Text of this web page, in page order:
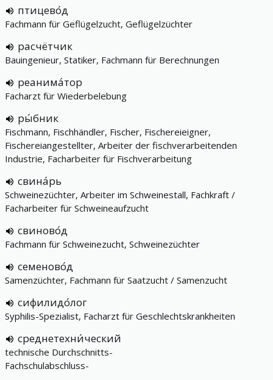
птицево́д
Fachmann für Geflügelzucht, Geflügelzüchter
расчётчик
Bauingenieur, Statiker, Fachmann für Berechnungen
реанима́тор
Facharzt für Wiederbelebung
ры́бник
Fischmann, Fischhändler, Fischer, Fischereieigner,
Fischereiangestellter, Arbeiter der fischverarbeitenden
Industrie, Facharbeiter für Fischverarbeitung
свина́рь
Schweinezüchter, Arbeiter im Schweinestall, Fachkraft /
Facharbeiter für Schweineaufzucht
свиново́д
Fachmann für Schweinezucht, Schweinezüchter
семеново́д
Samenzüchter, Fachmann für Saatzucht / Samenzucht
сифилидо́лог
Syphilis-Spezialist, Facharzt für Geschlechtskrankheiten
среднетехни́ческий
technische Durchschnitts-
Fachschulabschluss-